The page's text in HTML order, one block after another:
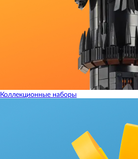
Коллекционные наборы